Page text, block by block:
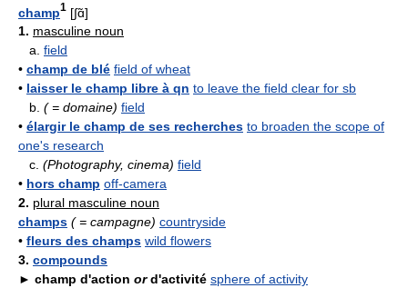
champ1 [∫ɑ̃]
1. masculine noun
a. field
• champ de blé field of wheat
• laisser le champ libre à qn to leave the field clear for sb
b. ( = domaine) field
• élargir le champ de ses recherches to broaden the scope of
one's research
c. (Photography, cinema) field
• hors champ off-camera
2. plural masculine noun
champs ( = campagne) countryside
• fleurs des champs wild flowers
3. compounds
► champ d'action ord'activité sphere of activity